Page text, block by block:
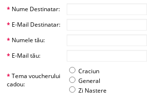
* Nume Destinatar:
* E-Mail Destinatar:
* Numele tău:
* E-Mail tău:
* Tema voucherului
cadou:
Craciun
General
Zi Nastere